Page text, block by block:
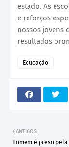
estado. As
e reforços
nossos jovens
resultados
Educação
ANTIGOS
Homem é preso pela